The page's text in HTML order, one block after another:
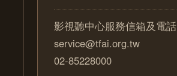
影視聽中心服務信箱及電話
service@tfai.org.tw
02-85228000